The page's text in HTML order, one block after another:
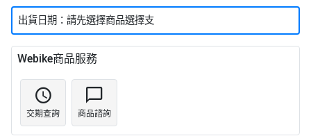
出貨日期：請先選擇商品選擇支
Webike商品服務
交期查詢 商品諮詢